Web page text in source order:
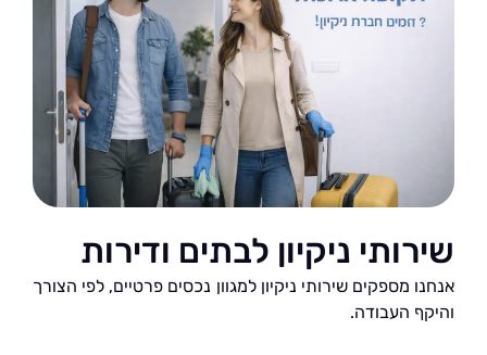
ניקיון לבתים ודירות
מספקים שירותי ניקיון למגוון נכסים פרטיים, לפי הצורך
העבודה.